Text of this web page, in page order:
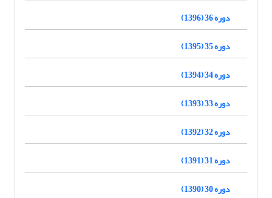
دوره 36 (1396)
دوره 35 (1395)
دوره 34 (1394)
دوره 33 (1393)
دوره 32 (1392)
دوره 31 (1391)
دوره 30 (1390)